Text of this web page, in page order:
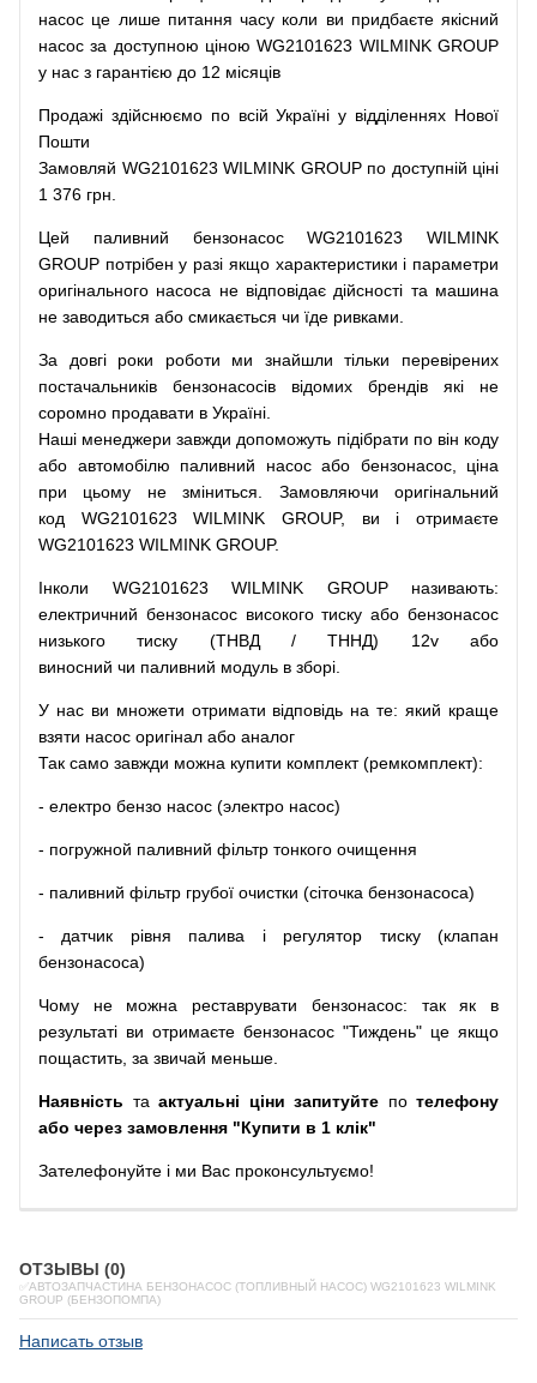
насос це лише питання часу коли ви придбаєте якісний
насос за доступною ціною WG2101623 WILMINK GROUP
у нас з гарантією до 12 місяців
Продажі здійснюємо по всій Україні у відділеннях Нової
Пошти
Замовляй WG2101623 WILMINK GROUP по доступній ціні
1 376 грн.
Цей паливний бензонасосWG2101623 WILMINK
GROUP потрібен у разі якщо характеристики і параметри
оригінального насоса не відповідає дійсності та машина
не заводиться або смикається чи їде ривками
За довгі роки роботи ми знайшли тільки
перевірених
постачальників
бензонасосів відомих брендів які
не
соромно продавати в Україні.
Наші менеджери завжди допоможуть підібрати по він коду
або автомобілю паливний насос або бензонасос,
ціна
при
цьому не зміниться Замовляючи
оригінальний
код WG2101623 WILMINK GROUP, ви і отримаєте
WG2101623 WILMINK GROUP.
Інколи WG2101623 WILMINK GROUP називають:
електричний бензонасос високого тиску або бензонасос
низького
тиску (ТНВД / ТННД) 12v
або
виносний чи паливний модуль в зборі
У нас ви множети отримати відповідь на те: який краще
взяти насос оригінал або аналог
Так само завжди можна купити комплект (ремкомплект):
- електро бензо насос (электро насос)
- погружной паливний фільтр тонкого очищення
- паливний фільтр грубої очистки (сіточка бензонасоса)
- датчик рівня палива і регулятор тиску (клапан
бензонасоса)
Чому не можна реставрувати бензонасос: так як
в
результаті ви отримаєте бензонасос "Тиждень" це якщо
пощастить, за звичай меньше.
Наявність та актуальні ціни запитуйте по телефону
або через замовлення "Купити в 1 клік"
Зателефонуйте і ми Вас проконсультуємо!
ОТЗЫВЫ (0)
✅АВТОЗАПЧАСТИНА БЕНЗОНАСОС (ТОПЛИВНЫЙ НАСОС) WG2101623 WILMINK
GROUP (БЕНЗОПОМПА)
Написать отзыв